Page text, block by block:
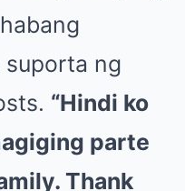
suporta ng
“Hindi ko
parte
Thank